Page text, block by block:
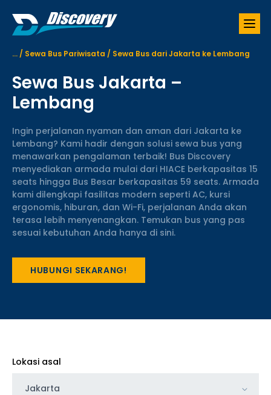
... / Sewa Bus Pariwisata / Sewa Bus dari Jakarta ke Lembang
Sewa Bus Jakarta –
Lembang
Ingin perjalanan nyaman dan aman dari Jakarta ke
Lembang? Kami hadir dengan solusi sewa bus yang
menawarkan pengalaman terbaik! Bus Discovery
menyediakan armada mulai dari HIACE berkapasitas 15
seats hingga Bus Besar berkapasitas 59 seats. Armada
kami dilengkapi fasilitas modern seperti AC, kursi
ergonomis, hiburan, dan Wi-Fi, perjalanan Anda akan
terasa lebih menyenangkan. Temukan bus yang pas
sesuai kebutuhan Anda hanya di sini.
HUBUNGI SEKARANG!
Lokasi asal
Jakarta